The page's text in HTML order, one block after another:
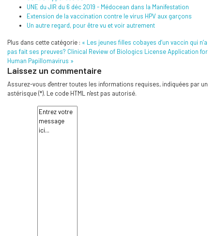
UNE du JIR du 6 déc 2019 - Médocean dans la Manifestation
Extension de la vaccination contre le virus HPV aux garçons
Un autre regard, pour être vu et voir autrement
Plus dans cette catégorie : « Les jeunes filles cobayes d’un vaccin qui n’a
pas fait ses preuves? Clinical Review of Biologics License Application for
Human Papillomavirus »
Laissez un commentaire
Assurez-vous d'entrer toutes les informations requises, indiquées par un
astérisque (*). Le code HTML n'est pas autorisé.